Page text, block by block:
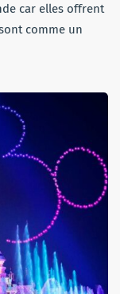
car elles offrent
comme un